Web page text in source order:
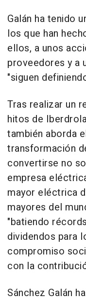
Galán ha tenido
los que han
ellos, a unos
proveedores y a
"siguen
Tras realizar un
hitos de
también aborda
transformación
convertirse no
empresa
mayor eléctrica
mayores del
"batiendo
dividendos para
compromiso
con la
Sánchez Galán